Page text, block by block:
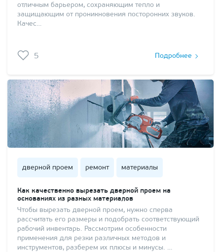
отличным барьером, сохраняющим тепло и
защищающим от проникновения посторонних звуков.
Качес…
5 Подробнее
дверной проем ремонт материалы
Как качественно вырезать дверной проем на
основаниях из разных материалов
Чтобы вырезать дверной проем, нужно сперва
рассчитать его размеры и подобрать соответствующий
рабочий инвентарь. Рассмотрим особенности
применения для резки различных методов и
инструментов, разберем их плюсы и минусы. …